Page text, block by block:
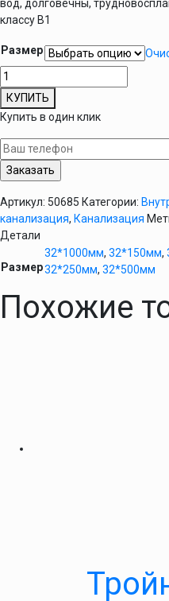
вод, долговечны,
классу B1
Размер
Количество
товара
Труба
канализационная
D
32
мм
HT
внутренняя
КУПИТЬ
Купить в один клик
Артикул: 50685 Категории:
канализация, Канализация
Детали
Размер
32*1000мм, 32*150мм,
32*250мм, 32*500мм
Похожие